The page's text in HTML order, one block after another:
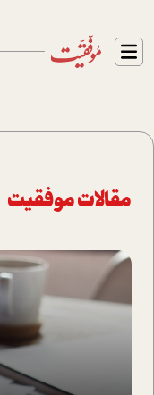
مقالات موفقیت